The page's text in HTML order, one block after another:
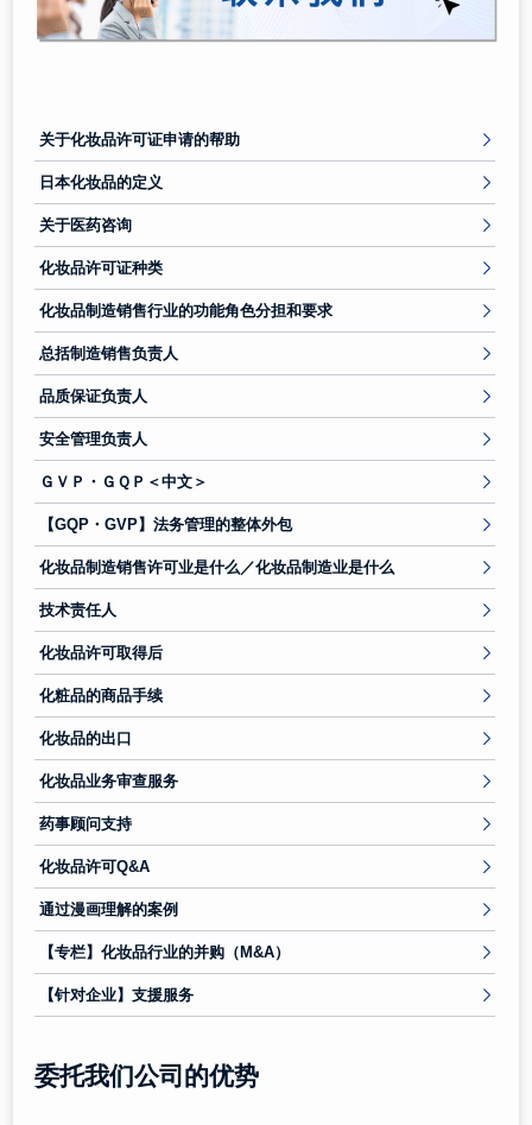
关于化妆品许可证申请的帮助
日本化妆品的定义
关于医药咨询
化妆品许可证种类
化妆品制造销售行业的功能角色分担和要求
总括制造销售负责人
品质保证负责人
安全管理负责人
ＧＶＰ・ＧＱＰ＜中文＞
【GQP・GVP】法务管理的整体外包
化妆品制造销售许可业是什么／化妆品制造业是什么
技术责任人
化妆品许可取得后
化粧品的商品手续
化妆品的出口
化妆品业务审查服务
药事顾问支持
化妆品许可Q&A
通过漫画理解的案例
【专栏】化妆品行业的并购（M&A）
【针对企业】支援服务
委托我们公司的优势